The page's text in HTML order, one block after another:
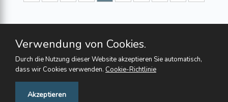
Verwendung von Cookies.
Durch die Nutzung dieser Website akzeptieren Sie automatisch,
dass wir Cookies verwenden. Cookie-Richtlinie
Akzeptieren